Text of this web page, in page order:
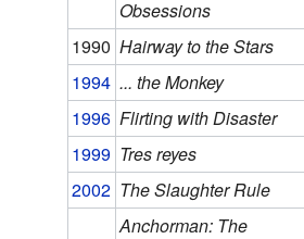
Obsessions
1990 Hairway to the Stars
1994 ... the Monkey
1996 Flirting with Disaster
1999 Tres reyes
2002 The Slaughter Rule
Anchorman: The